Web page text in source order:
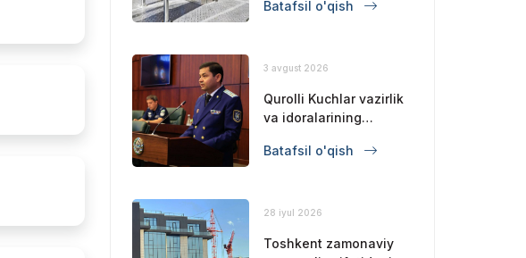
qilinadi va chet
Batafsil o'qish
3 avgust 2026
Qurolli Kuchlar vazirlik
va idoralarining
kengashining yig‘ilishi
Batafsil o'qish
28 iyul 2026
Toshkent zamonaviy